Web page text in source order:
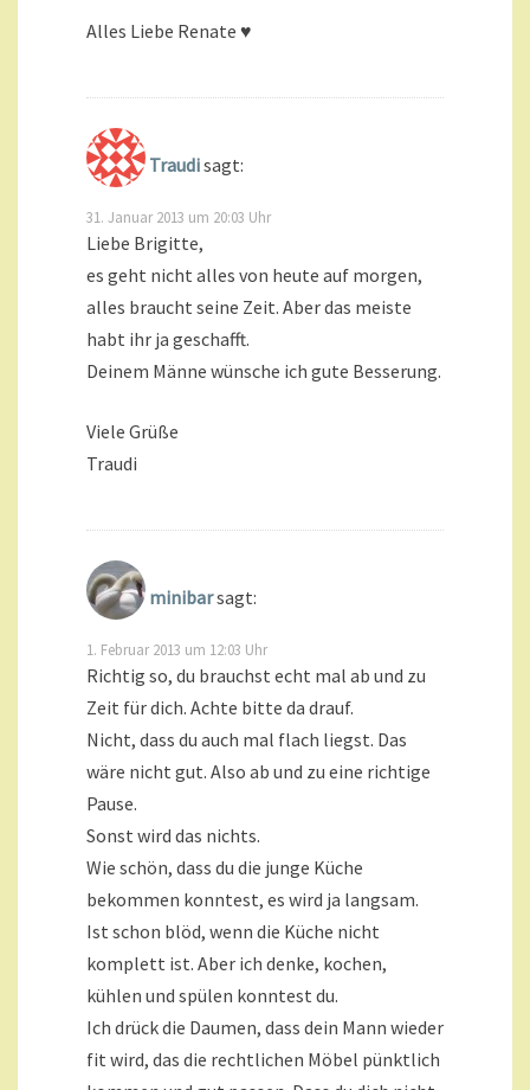
Alles Liebe Renate ♥
Traudisagt:
31. Januar 2013 um 20:03 Uhr
Liebe Brigitte,
es geht nicht alles von heute auf morgen,
alles braucht seine Zeit. Aber das meiste
habt ihr ja geschafft.
Deinem Männe wünsche ich gute Besserung.
Viele Grüße
Traudi
minibarsagt:
1. Februar 2013 um 12:03 Uhr
Richtig so, du brauchst echt mal ab und zu
Zeit für dich. Achte bitte da drauf.
Nicht, dass du auch mal flach liegst. Das
wäre nicht gut. Also ab und zu eine richtige
Pause.
Sonst wird das nichts.
Wie schön, dass du die junge Küche
bekommen konntest, es wird ja langsam.
Ist schon blöd, wenn die Küche nicht
komplett ist. Aber ich denke, kochen,
kühlen und spülen konntest du.
Ich drück die Daumen, dass dein Mann wieder
fit wird, das die rechtlichen Möbel pünktlich